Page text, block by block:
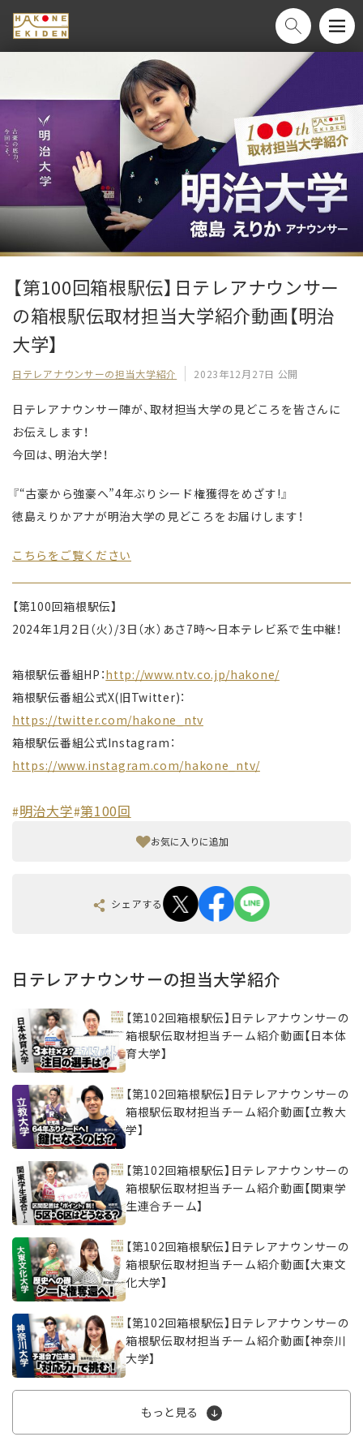
【第100回箱根駅伝】日テレアナウンサー
の箱根駅伝取材担当大学紹介動画【明治
大学】
日テレアナウンサーの担当大学紹介 2023年12月27日 公開
日テレアナウンサー陣が、取材担当大学の見どころを皆さんに
お伝えします！
今回は、明治大学！
『“古豪から強豪へ”4年ぶりシード権獲得をめざす!』
徳島えりかアナが明治大学の見どころをお届けします！
こちらをご覧ください
【第100回箱根駅伝】
2024年1月2日（火）/3日（水）あさ7時〜日本テレビ系で生中継！
箱根駅伝番組HP：http://www.ntv.co.jp/hakone/
箱根駅伝番組公式X(旧Twitter)：
https://twitter.com/hakone_ntv
箱根駅伝番組公式Instagram：
https://www.instagram.com/hakone_ntv/
#明治大学#第100回
お気に入りに追加
シェアする
日テレアナウンサーの担当大学紹介
【第102回箱根駅伝】日テレアナウンサーの
箱根駅伝取材担当チーム紹介動画【日本体
育大学】
【第102回箱根駅伝】日テレアナウンサーの
箱根駅伝取材担当チーム紹介動画【立教大
学】
【第102回箱根駅伝】日テレアナウンサーの
箱根駅伝取材担当チーム紹介動画【関東学
生連合チーム】
【第102回箱根駅伝】日テレアナウンサーの
箱根駅伝取材担当チーム紹介動画【大東文
化大学】
【第102回箱根駅伝】日テレアナウンサーの
箱根駅伝取材担当チーム紹介動画【神奈川
大学】
もっと見る